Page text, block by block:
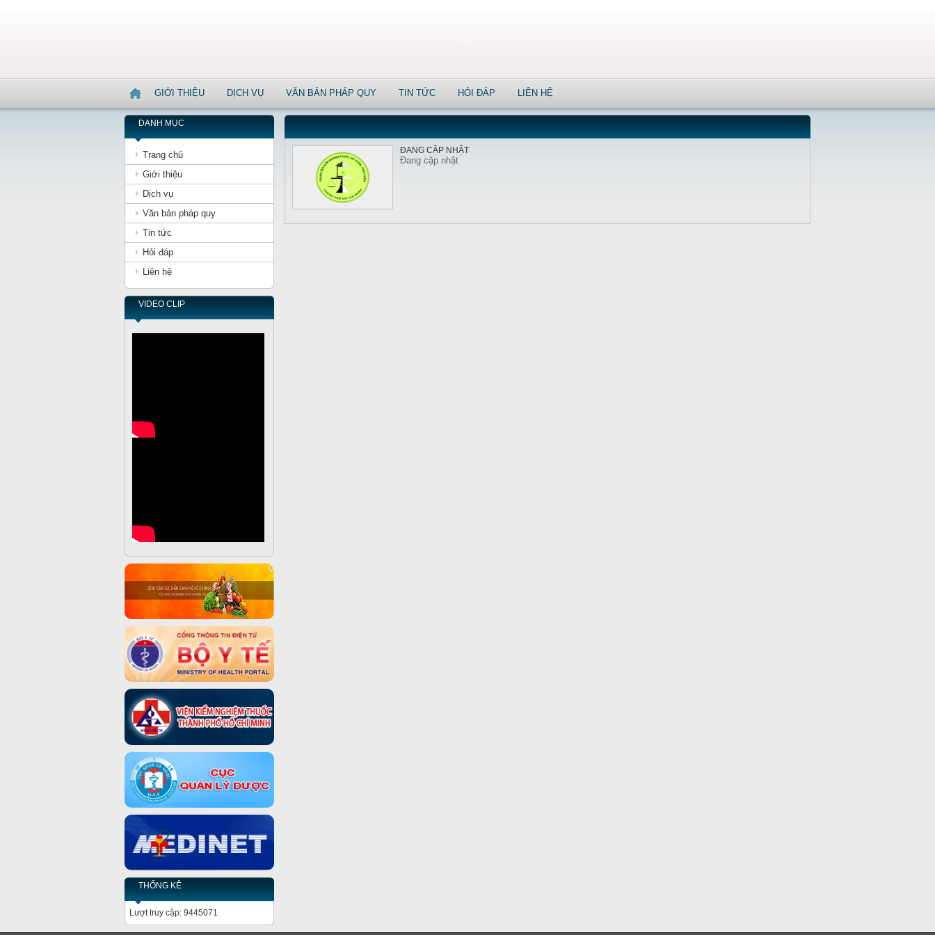
GIỚI THIỆU DỊCH VỤ VĂN BẢN PHÁP QUY TIN TỨC HỎI ĐÁP LIÊN HỆ
DANH MỤC
Trang chủ
Giới thiệu
Dịch vụ
Văn bản pháp quy
Tin tức
Hỏi đáp
Liên hệ
VIDEO CLIP
THỐNG KÊ
Lượt truy cập: 9445071
ĐANG CẬP NHẬT
Đang cập nhật